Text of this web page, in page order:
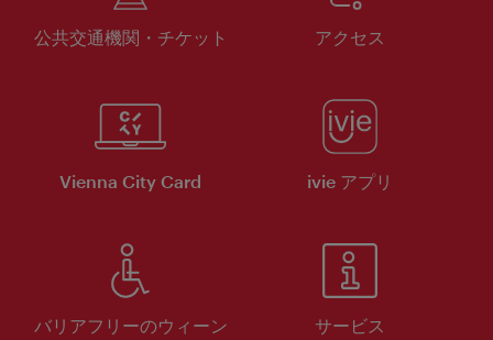
公共交通機関・チケット アクセス
Vienna City Card ivie アプリ
バリアフリーのウィーン サービス